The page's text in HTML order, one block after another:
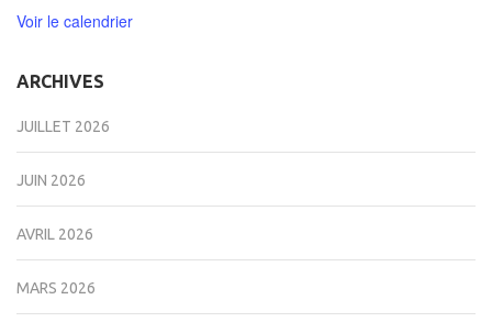
Voir le calendrier
ARCHIVES
JUILLET 2026
JUIN 2026
AVRIL 2026
MARS 2026